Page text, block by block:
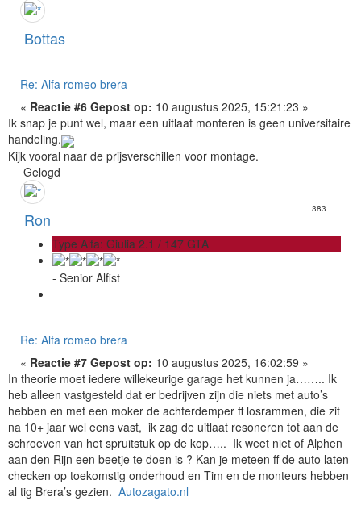
Bottas
Re: Alfa romeo brera
« Reactie #6 Gepost op: 10 augustus 2025, 15:21:23 »
Ik snap je punt wel, maar een uitlaat monteren is geen universitaire
handeling.
Kijk vooral naar de prijsverschillen voor montage.
Gelogd
Ron
383
Type Alfa: Giulia 2.1 / 147 GTA
- Senior Alfist
Re: Alfa romeo brera
« Reactie #7 Gepost op: 10 augustus 2025, 16:02:59 »
In theorie moet iedere willekeurige garage het kunnen ja…….. Ik
heb alleen vastgesteld dat er bedrijven zijn die niets met auto’s
hebben en met een moker de achterdemper ff losrammen, die zit
na 10+ jaar wel eens vast, ik zag de uitlaat resoneren tot aan de
schroeven van het spruitstuk op de kop….. Ik weet niet of Alphen
aan den Rijn een beetje te doen is ? Kan je meteen ff de auto laten
checken op toekomstig onderhoud en Tim en de monteurs hebben
al tig Brera’s gezien. Autozagato.nl